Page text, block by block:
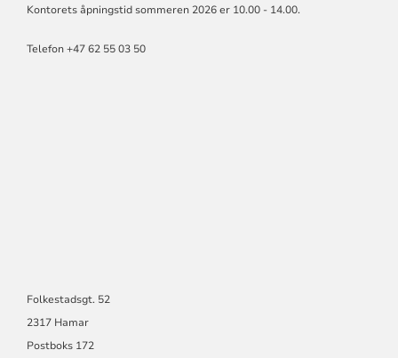
Kontorets åpningstid sommeren 2026 er 10.00 - 14.00.
Telefon +47 62 55 03 50
Folkestadsgt. 52
2317 Hamar
Postboks 172